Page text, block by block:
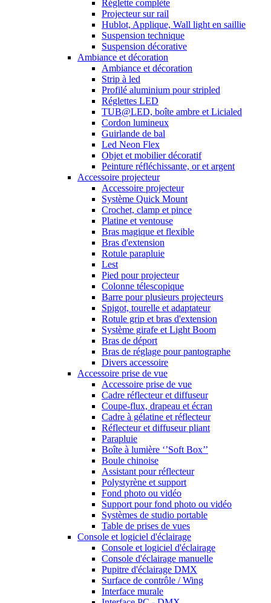
Réglette complète
Projecteur sur rail
Hublot, Applique, Wall light en saillie
Suspension technique
Suspension décorative
Ambiance et décoration
Ambiance et décoration
Strip à led
Profilé aluminium pour stripled
Réglettes LED
TUB@LED, boîte ambre et Licialed
Cordon lumineux
Guirlande de bal
Led Neon Flex
Objet et mobilier décoratif
Peinture réfléchissante, or et argent
Accessoire projecteur
Accessoire projecteur
Système Quick Mount
Crochet, clamp et pince
Platine et ventouse
Bras magique et flexible
Bras d'extension
Rotule parapluie
Lest
Pied pour projecteur
Colonne télescopique
Barre pour plusieurs projecteurs
Spigot, tourelle et adaptateur
Rotule grip et bras d'extension
Système girafe et Light Boom
Bras de déport
Bras de réglage pour pantographe
Divers accessoire
Accessoire prise de vue
Accessoire prise de vue
Cadre réflecteur et diffuseur
Coupe-flux, drapeau et écran
Cadre à gélatine et réflecteur
Réflecteur et diffuseur pliant
Parapluie
Boîte à lumière ‘’Soft Box’’
Boule chinoise
Assistant pour réflecteur
Polystyrène et support
Fond photo ou vidéo
Support pour fond photo ou vidéo
Systèmes de studio portable
Table de prises de vues
Console et logiciel d'éclairage
Console et logiciel d'éclairage
Console d'éclairage manuelle
Pupitre d'éclairage DMX
Surface de contrôle / Wing
Interface murale